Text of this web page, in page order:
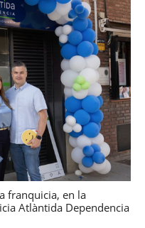
franquicia, en la
Atlàntida Dependencia